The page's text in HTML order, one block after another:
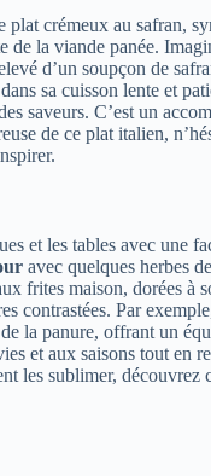
plat crémeux au safran,
de la viande panée.
d’un soupçon de
sa cuisson lente et
saveurs. C’est un
de ce plat italien,
et les tables avec une
avec quelques herbes
frites maison, dorées à
contrastées. Par
la panure, offrant un
et aux saisons tout en
les sublimer, découvrez